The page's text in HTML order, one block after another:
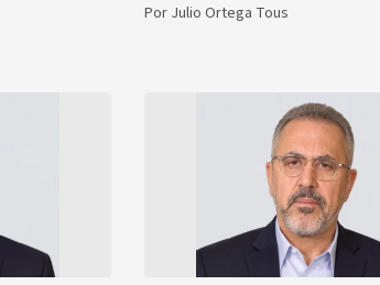
Por Julio Ortega Tous